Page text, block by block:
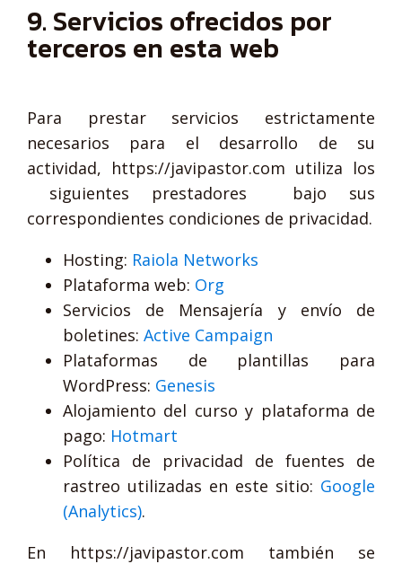
9. Servicios ofrecidos por
terceros en esta web
Para prestar servicios estrictamente
necesarios para el desarrollo de su
actividad, https://javipastor.com utiliza los
siguientes prestadores bajo sus
correspondientes condiciones de privacidad.
Hosting: Raiola Networks
Plataforma web: Org
Servicios de Mensajería y envío de
boletines: Active Campaign
Plataformas de plantillas para
WordPress: Genesis
Alojamiento del curso y plataforma de
pago: Hotmart
Política de privacidad de fuentes de
rastreo utilizadas en este sitio: Google
(Analytics).
En https://javipastor.com también se